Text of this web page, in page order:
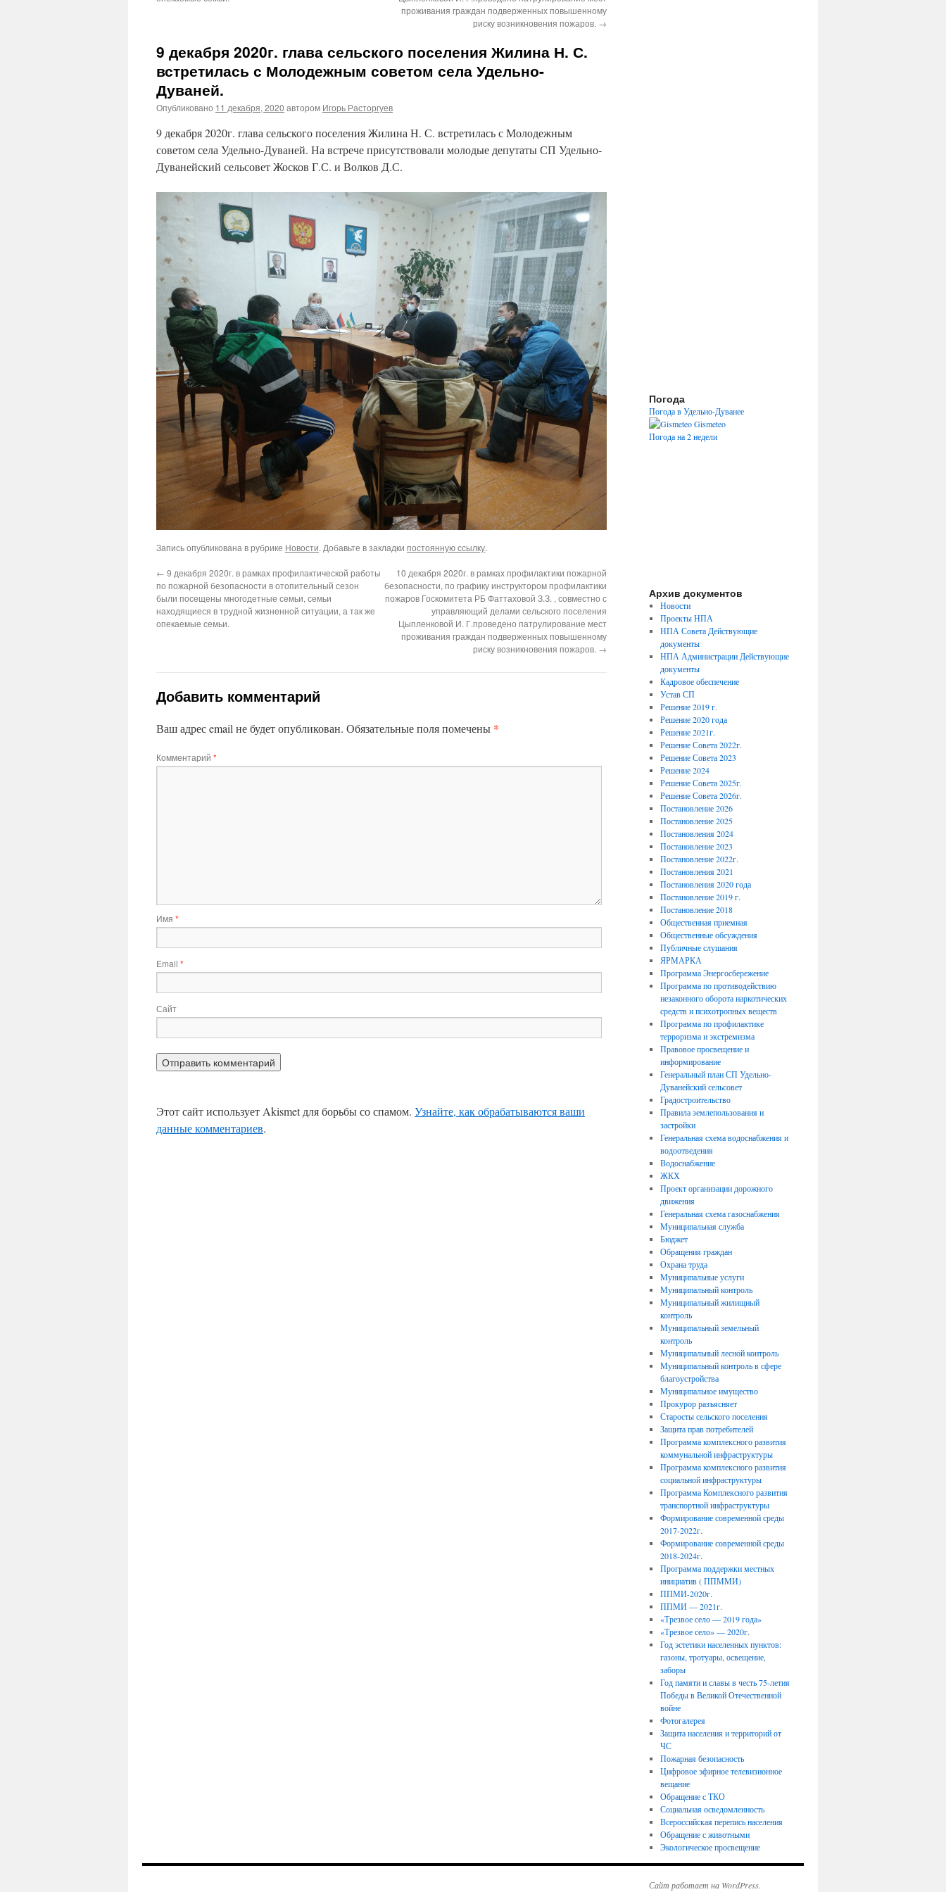
проживания граждан подверженных повышенному
риску возникновения пожаров. →
9 декабря 2020г. глава сельского поселения Жилина Н. С.
встретилась с Молодежным советом села Удельно-
Дуваней.
Опубликовано 11 декабря, 2020 автором Игорь Расторгуев
9 декабря 2020г. глава сельского поселения Жилина Н. С. встретилась с Молодежным
советом села Удельно-Дуваней. На встрече присутствовали молодые депутаты СП Удельно-
Дуванейский сельсовет Жосков Г.С. и Волков Д.С.
Запись опубликована в рубрике Новости. Добавьте в закладки постоянную ссылку.
← 9 декабря 2020г. в рамках профилактической работы
по пожарной безопасности в отопительный сезон
были посещены многодетные семьи, семьи
находящиеся в трудной жизненной ситуации, а так же
опекаемые семьи.
10 декабря 2020г. в рамках профилактики пожарной
безопасности, по графику инструктором профилактики
пожаров Госкомитета РБ Фаттаховой З.З. , совместно с
управляющий делами сельского поселения
Цыпленковой И. Г.проведено патрулирование мест
проживания граждан подверженных повышенному
риску возникновения пожаров. →
Добавить комментарий
Ваш адрес email не будет опубликован. Обязательные поля помечены *
Комментарий *
Имя *
Email *
Сайт
Этот сайт использует Akismet для борьбы со спамом. Узнайте, как обрабатываются ваши
данные комментариев.
Погода
Погода в Удельно-Дуванее
Gismeteo
Погода на 2 недели
Архив документов
Новости
Проекты НПА
НПА Совета Действующие
документы
НПА Администрации Действующие
документы
Кадровое обеспечение
Устав СП
Решение 2019 г.
Решение 2020 года
Решение 2021г.
Решение Совета 2022г.
Решение Совета 2023
Решение 2024
Решение Совета 2025г.
Решение Совета 2026г.
Постановление 2026
Постановление 2025
Постановления 2024
Постановление 2023
Постановление 2022г.
Постановления 2021
Постановления 2020 года
Постановление 2019 г.
Постановление 2018
Общественная приемная
Общественные обсуждения
Публичные слушания
ЯРМАРКА
Программа Энергосбережение
Программа по противодействию
незаконного оборота наркотических
средств и психотропных веществ
Программа по профилактике
терроризма и экстремизма
Правовое просвещение и
информирование
Генеральный план СП Удельно-
Дуванейский сельсовет
Градостроительство
Правила землепользования и
застройки
Генеральная схема водоснабжения и
водоотведения
Водоснабжение
ЖКХ
Проект организации дорожного
движения
Генеральная схема газоснабжения
Муниципальная служба
Бюджет
Обращения граждан
Охрана труда
Муниципальные услуги
Муниципальный контроль
Муниципальный жилищный
контроль
Муниципальный земельный
контроль
Муниципальный лесной контроль
Муниципальный контроль в сфере
благоустройства
Муниципальное имущество
Прокурор разъясняет
Старосты сельского поселения
Защита прав потребителей
Программа комплексного развития
коммунальной инфраструктуры
Программа комплексного развития
социальной инфраструктуры
Программа Комплексного развития
транспортной инфраструктуры
Формирование современной среды
2017-2022г.
Формирование современной среды
2018-2024г.
Программа поддержки местных
инициатив ( ППММИ)
ППМИ-2020г.
ППМИ — 2021г.
«Трезвое село — 2019 года»
«Трезвое село» — 2020г.
Год эстетики населенных пунктов:
газоны, тротуары, освещение,
заборы
Год памяти и славы в честь 75-летия
Победы в Великой Отечественной
войне
Фотогалерея
Защита населения и территорий от
ЧС
Пожарная безопасность
Цифровое эфирное телевизионное
вещание
Обращение с ТКО
Социальная осведомленность
Всероссийская перепись населения
Обращение с животными
Экологическое просвещение
Сайт работает на WordPress.